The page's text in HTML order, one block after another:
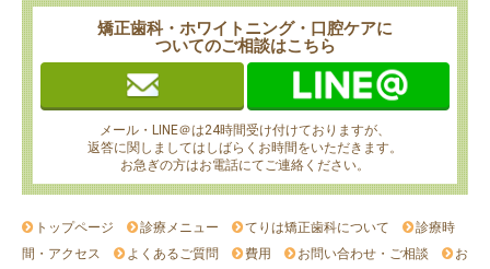
矯正歯科・ホワイトニング・口腔ケアに
ついてのご相談はこちら
メール・LINE＠は24時間受け付けておりますが、
返答に関しましてはしばらくお時間をいただきます。
お急ぎの方はお電話にてご連絡ください。
トップページ 診療メニュー てりは矯正歯科について
診療時
間・アクセス
よくあるご質問 費用 お問い合わせ・ご相談
お